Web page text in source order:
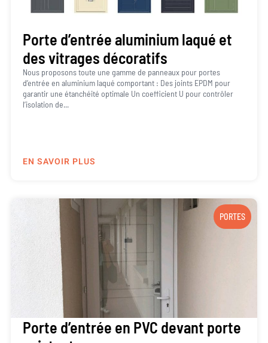
Porte d’entrée aluminium laqué et
des vitrages décoratifs
Nous proposons toute une gamme de panneaux pour portes
d’entrée en aluminium laqué comportant : Des joints EPDM pour
garantir une étanchéité optimale Un coefficient U pour contrôler
l’isolation de...
EN SAVOIR PLUS
PORTES
Porte d’entrée en PVC devant porte